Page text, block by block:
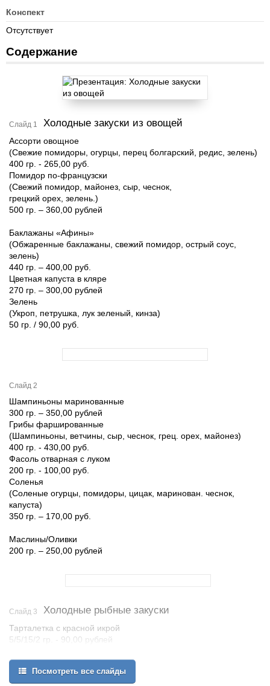
Конспект
Отсутствует
Содержание
Слайд 1 Холодные закуски из овощей
Ассорти овощное
(Свежие помидоры, огурцы, перец болгарский, редис, зелень)
400 гр. - 265,00 руб.
Помидор по-французски
(Свежий помидор, майонез, сыр, чеснок,
грецкий орех, зелень.)
500 гр. – 360,00 рублей
Баклажаны «Афины»
(Обжаренные баклажаны, свежий помидор, острый соус,
зелень)
440 гр. – 400,00 руб.
Цветная капуста в кляре
270 гр. – 300,00 рублей
Зелень
(Укроп, петрушка, лук зеленый, кинза)
50 гр. / 90,00 руб.
Слайд 2
Шампиньоны маринованные
300 гр. – 350,00 рублей
Грибы фаршированные
(Шампиньоны, ветчины, сыр, чеснок, грец. орех, майонез)
400 гр. - 430,00 руб.
Фасоль отварная с луком
200 гр. - 100,00 руб.
Соленья
(Соленые огурцы, помидоры, цицак, маринован. чеснок,
капуста)
350 гр. – 170,00 руб.
Маслины/Оливки
200 гр. – 250,00 рублей
Слайд 3 Холодные рыбные закуски
Тарталетка с красной икрой
5/5/15/2 гр. - 90,00 рублей
Бутерброд с семгой
Посмотреть все слайды